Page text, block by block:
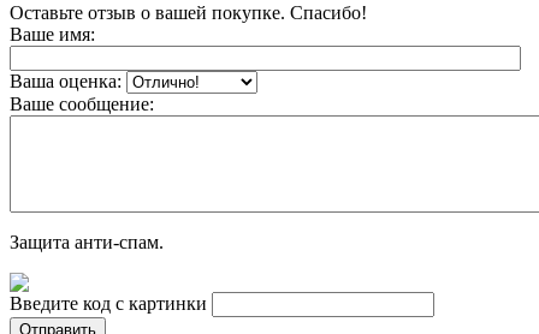
Оставьте отзыв о вашей покупке. Спасибо!
Ваше имя:
Ваша оценка:
Ваше сообщение:
Защита анти-спам.
Введите код с картинки